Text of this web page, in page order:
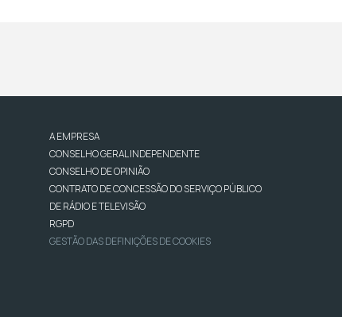
A EMPRESA
CONSELHO GERAL INDEPENDENTE
CONSELHO DE OPINIÃO
CONTRATO DE CONCESSÃO DO SERVIÇO PÚBLICO
DE RÁDIO E TELEVISÃO
RGPD
GESTÃO DAS DEFINIÇÕES DE COOKIES